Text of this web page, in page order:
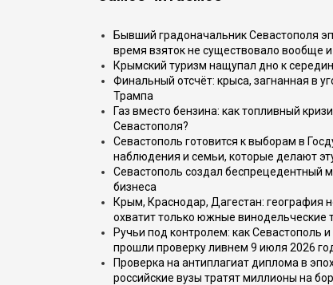
Бывший градоначальник Севастополя
время взяток не существовало вообще и
Крымский туризм нащупал дно к
Финальный отсчёт: крыса, загнанная в
Трампа
Газ вместо бензина: как топливный
Севастополя?
Севастополь готовится к выборам в
наблюдения и семьи, которые делают
Севастополь создал беспрецедентный
бизнеса
Крым, Краснодар, Дагестан: география
охватит только южные винодельческие
Ручьи под контролем: как Севастополь
прошли проверку ливнем 9 июля 2026
Проверка на антиплагиат диплома в
российские вузы тратят миллионы на